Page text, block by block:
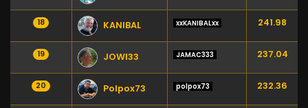
18 KANIBAL xxKANIBALxx 241.98
19 JOWI33 JAMAC333 237.04
20 Polpox73 polpox73 232.36